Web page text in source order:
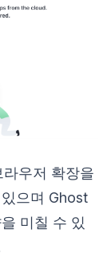
우저 확장을
으며 Ghost
미칠 수 있